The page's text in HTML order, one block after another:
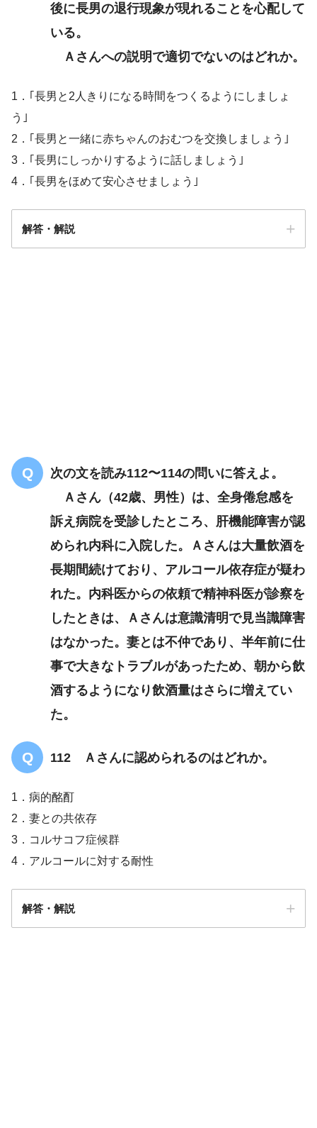
後に長男の退行現象が現れることを心配して
いる。
Ａさんへの説明で適切でないのはどれか。
1．｢長男と2人きりになる時間をつくるようにしましょ
う｣
2．｢長男と一緒に赤ちゃんのおむつを交換しましょう｣
3．｢長男にしっかりするように話しましょう｣
4．｢長男をほめて安心させましょう｣
解答・解説
長男の退行現象
次の文を読み112〜114の問いに答えよ。
Ａさん（42歳、男性）は、全身倦怠感を
訴え病院を受診したところ、肝機能障害が認
められ内科に入院した。Ａさんは大量飲酒を
長期間続けており、アルコール依存症が疑わ
れた。内科医からの依頼で精神科医が診察を
したときは、Ａさんは意識清明で見当識障害
はなかった。妻とは不仲であり、半年前に仕
事で大きなトラブルがあったため、朝から飲
酒するようになり飲酒量はさらに増えてい
た。
112 Ａさんに認められるのはどれか。
1．病的酩酊
2．妻との共依存
3．コルサコフ症候群
4．アルコールに対する耐性
解答・解説